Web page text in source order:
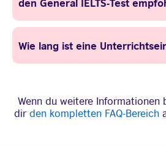
Wie lang ist eine
Wenn du weitere
dir den kompletten FAQ-Bereich